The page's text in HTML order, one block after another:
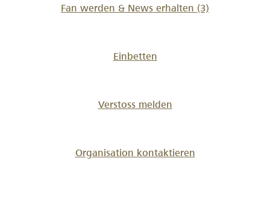
Fan werden & News erhalten (3)
Einbetten
Verstoss melden
Organisation kontaktieren